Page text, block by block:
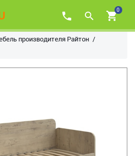
0
производителя Райтон